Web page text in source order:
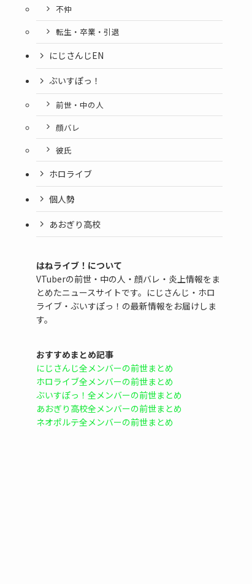
不仲
転生・卒業・引退
にじさんじEN
ぶいすぽっ！
前世・中の人
顔バレ
彼氏
ホロライブ
個人勢
あおぎり高校
はねライブ！について
VTuberの前世・中の人・顔バレ・炎上情報をま
とめたニュースサイトです。にじさんじ・ホロ
ライブ・ぶいすぽっ！の最新情報をお届けしま
す。
おすすめまとめ記事
にじさんじ全メンバーの前世まとめ
ホロライブ全メンバーの前世まとめ
ぶいすぽっ！全メンバーの前世まとめ
あおぎり高校全メンバーの前世まとめ
ネオポルテ全メンバーの前世まとめ